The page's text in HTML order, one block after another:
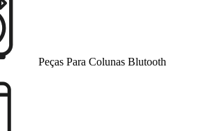
Peças Para Colunas Blutooth